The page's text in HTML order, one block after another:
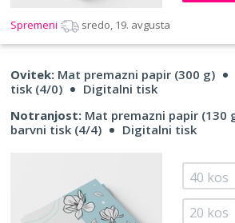
Spremeni sredo, 19. avgusta
Ovitek: Mat premazni papir (300 g)
tisk (4/0)
Digitalni tisk
Notranjost: Mat premazni papir (130
barvni tisk (4/4)
Digitalni tisk
20 kos
40 kos